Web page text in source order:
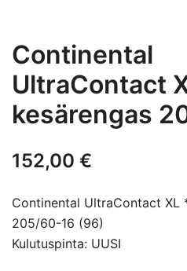
Continental
UltraContact
kesärengas
152,00 €
Continental UltraContact XL
205/60-16 (96)
Kulutuspinta: UUSI